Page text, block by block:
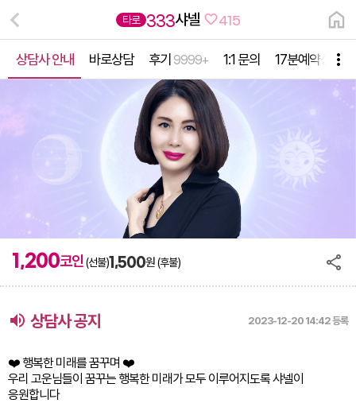
타로 333샤넬 415
상담사 안내 바로상담 후기 9999+ 1:1 문의 17분예약상담
1,200코인(선불)1,500원(후불)
volume_up 상담사 공지 2023-12-20 14:42 등록
❤️ 행복한 미래를 꿈꾸며 ❤️
우리 고운님들이 꿈꾸는 행복한 미래가 모두 이루어지도록 샤넬이
응원합니다